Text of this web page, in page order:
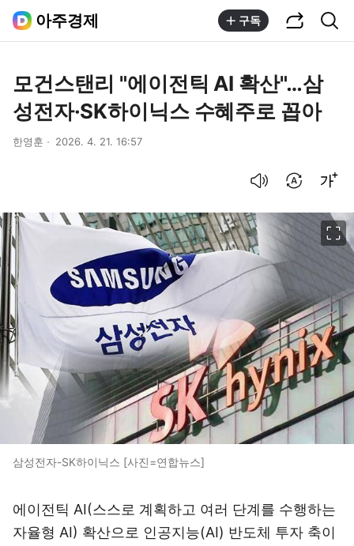
아주경제 구독
모건스탠리 "에이전틱 AI 확산"…삼
성전자·SK하이닉스 수혜주로 꼽아
한영훈 2026. 4. 21. 16:57
삼성전자-SK하이닉스 [사진=연합뉴스]
에이전틱 AI(스스로 계획하고 여러 단계를 수행하는
자율형 AI) 확산으로 인공지능(AI) 반도체 투자 축이